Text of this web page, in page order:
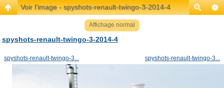
Voir l’image - spyshots-renault-twingo-3-2014-4
Affichage normal
spyshots-renault-twingo-3-2014-4
spyshots-renault-twingo-3... spyshots-renault-twingo-3...